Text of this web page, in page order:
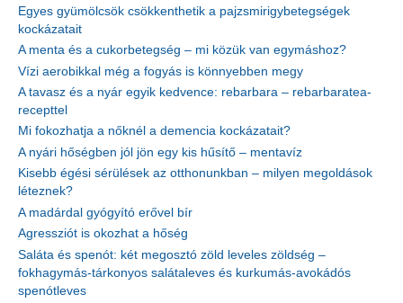
Egyes gyümölcsök csökkenthetik a pajzsmirigybetegségek
kockázatait
A menta és a cukorbetegség – mi közük van egymáshoz?
Vízi aerobikkal még a fogyás is könnyebben megy
A tavasz és a nyár egyik kedvence: rebarbara – rebarbaratea-
recepttel
Mi fokozhatja a nőknél a demencia kockázatait?
A nyári hőségben jól jön egy kis hűsítő – mentavíz
Kisebb égési sérülések az otthonunkban – milyen megoldások
léteznek?
A madárdal gyógyító erővel bír
Agressziót is okozhat a hőség
Saláta és spenót: két megosztó zöld leveles zöldség –
fokhagymás-tárkonyos salátaleves és kurkumás-avokádós
spenótleves